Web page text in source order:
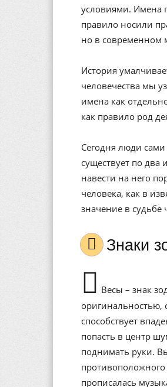
условиями. Имена
правило носили
но в современном
История
человечества мы
имена как
как правило род
Сегодня люди сами
существует по
навести на него
человека, как в
значение в судьбе
Знаки
Весы – знак
оригинальностью,
способствует
попасть в центр
поднимать руки.
прописалась